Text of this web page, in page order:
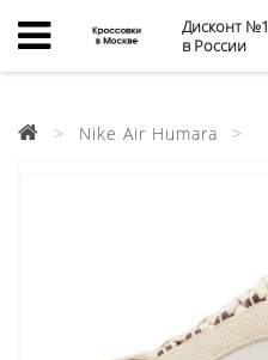
Дисконт №1
в России
Nike Air Humara